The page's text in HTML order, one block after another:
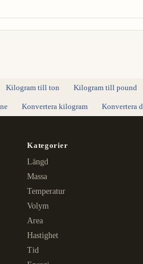
Kilogram till ton Kilogram till pound
Konvertera kilogram Konvertera
Kategorier
Längd
Massa
Temperatur
Volym
Area
Hastighet
Tid